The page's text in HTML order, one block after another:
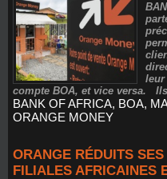
leur
compte BOA, et vice versa.
BANK OF AFRICA, BOA,
ORANGE MONEY
ORANGE RÉDUITS
FILIALES AFRICAINES